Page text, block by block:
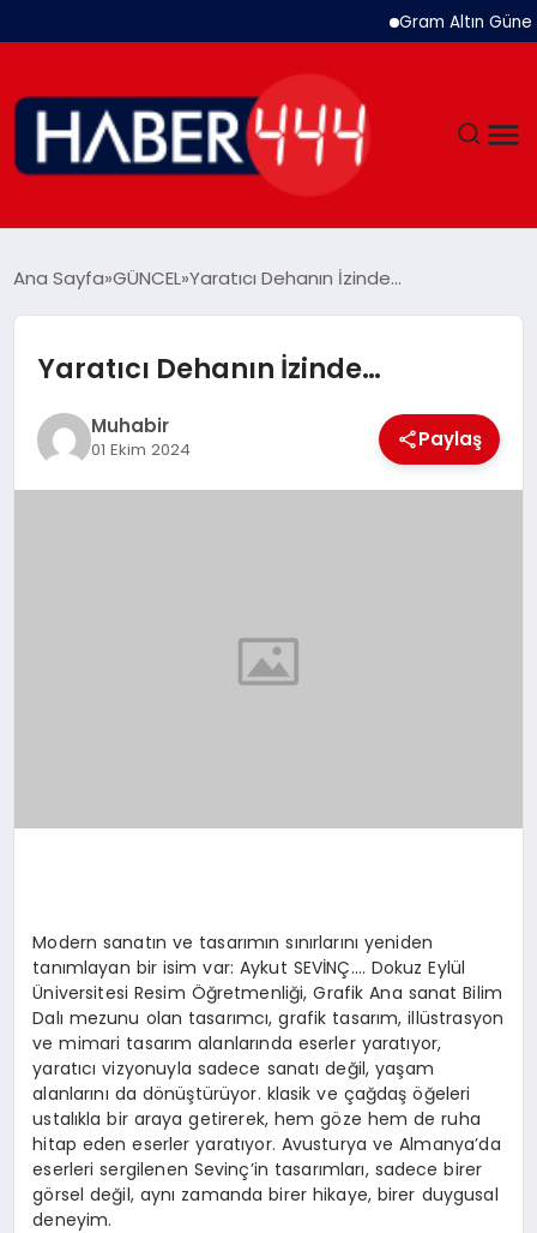
Gram Altın Güne
SIYASET
DÜNYA
EKONOMI
Ana Sayfa GÜNCEL Yaratıcı Dehanın İzinde…
Yaratıcı Dehanın İzinde…
Muhabir
01 Ekim 2024 Paylaş
Modern sanatın ve tasarımın sınırlarını yeniden
tanımlayan bir isim var: Aykut SEVİNÇ…. Dokuz Eylül
Üniversitesi Resim Öğretmenliği, Grafik Ana sanat Bilim
Dalı mezunu olan tasarımcı, grafik tasarım, illüstrasyon
ve mimari tasarım alanlarında eserler yaratıyor,
yaratıcı vizyonuyla sadece sanatı değil, yaşam
alanlarını da dönüştürüyor. klasik ve çağdaş öğeleri
ustalıkla bir araya getirerek, hem göze hem de ruha
hitap eden eserler yaratıyor. Avusturya ve Almanya’da
eserleri sergilenen Sevinç’in tasarımları, sadece birer
görsel değil, aynı zamanda birer hikaye, birer duygusal
deneyim.